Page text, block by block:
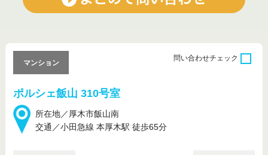
ポルシェ飯山 310号室
所在地／厚木市飯山南
交通／小田急線 本厚木駅 徒歩65分
マンション
問い合わせチェック